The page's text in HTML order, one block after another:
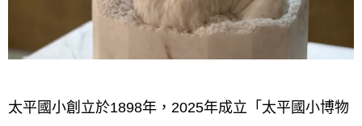
太平國小創立於1898年，2025年成立「太平國小博物